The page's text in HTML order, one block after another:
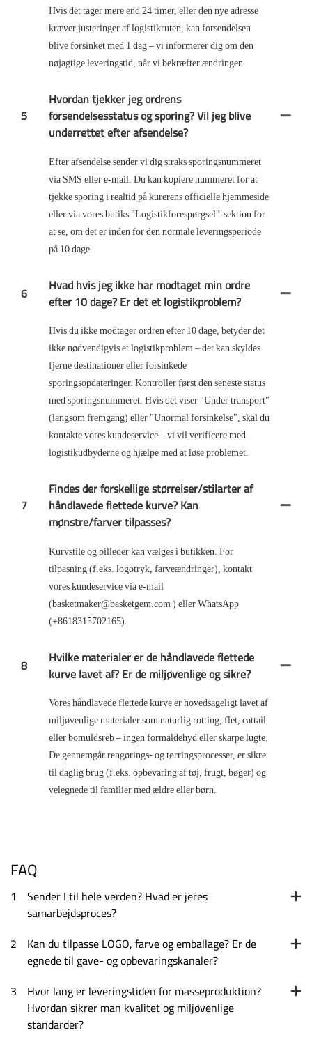
Hvis det tager mere end 24 timer, eller den nye adresse
kræver justeringer af logistikruten, kan forsendelsen
blive forsinket med 1 dag – vi informerer dig om den
nøjagtige leveringstid, når vi bekræfter ændringen.
5
Hvordan tjekker jeg ordrens
forsendelsesstatus og sporing? Vil jeg blive
underrettet efter afsendelse?
Efter afsendelse sender vi dig straks sporingsnummeret
via SMS eller e-mail. Du kan kopiere nummeret for at
tjekke sporing i realtid på kurerens officielle hjemmeside
eller via vores butiks "Logistikforespørgsel"-sektion for
at se, om det er inden for den normale leveringsperiode
på 10 dage.
6
Hvad hvis jeg ikke har modtaget min ordre
efter 10 dage? Er det et logistikproblem?
Hvis du ikke modtager ordren efter 10 dage, betyder det
ikke nødvendigvis et logistikproblem – det kan skyldes
fjerne destinationer eller forsinkede
sporingsopdateringer. Kontroller først den seneste status
med sporingsnummeret. Hvis det viser "Under transport"
(langsom fremgang) eller "Unormal forsinkelse", skal du
kontakte vores kundeservice – vi vil verificere med
logistikudbyderne og hjælpe med at løse problemet.
7
Findes der forskellige størrelser/stilarter af
håndlavede flettede kurve? Kan
mønstre/farver tilpasses?
Kurvstile og billeder kan vælges i butikken. For
tilpasning (f.eks. logotryk, farveændringer), kontakt
vores kundeservice via e-mail
(basketmaker@basketgem.com ) eller WhatsApp
(+8618315702165).
8
Hvilke materialer er de håndlavede flettede
kurve lavet af? Er de miljøvenlige og sikre?
Vores håndlavede flettede kurve er hovedsageligt lavet af
miljøvenlige materialer som naturlig rotting, flet, cattail
eller bomuldsreb – ingen formaldehyd eller skarpe lugte.
De gennemgår rengørings- og tørringsprocesser, er sikre
til daglig brug (f.eks. opbevaring af tøj, frugt, bøger) og
velegnede til familier med ældre eller børn.
FAQ
1 Sender I til hele verden? Hvad er jeres
samarbejdsproces?
2 Kan du tilpasse LOGO, farve og emballage? Er de
egnede til gave- og opbevaringskanaler?
3 Hvor lang er leveringstiden for masseproduktion?
Hvordan sikrer man kvalitet og miljøvenlige
standarder?